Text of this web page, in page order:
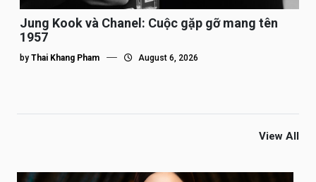
Jung Kook và Chanel: Cuộc gặp gỡ mang tên
1957
by Thai Khang Pham August 6, 2026
View All